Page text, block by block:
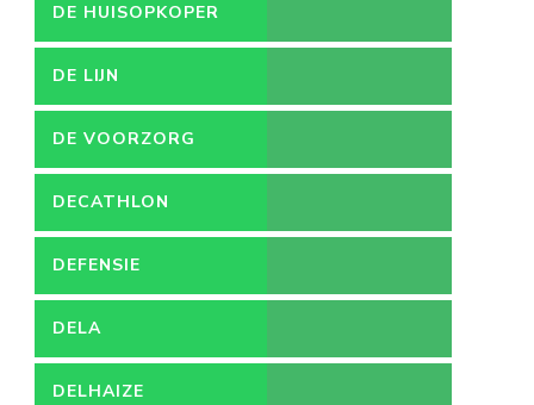
DE HUISOPKOPER
DE LIJN
DE VOORZORG
DECATHLON
DEFENSIE
DELA
DELHAIZE